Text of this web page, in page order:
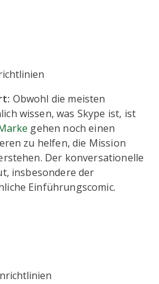
Obwohl die meisten
wissen, was Skype ist, ist
gehen noch einen
zu helfen, die Mission
Der konversationelle
insbesondere der
Einführungscomic.